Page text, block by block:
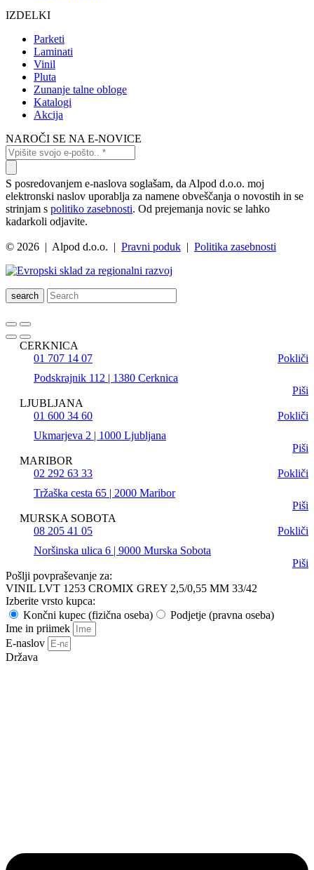
IZDELKI
Parketi
Laminati
Vinil
Pluta
Zunanje talne obloge
Katalogi
Akcija
NAROČI SE NA E-NOVICE
S posredovanjem e-naslova soglašam, da Alpod d.o.o. moj
elektronski naslov uporablja za namene obveščanja o novostih in se
strinjam s politiko zasebnosti. Od prejemanja novic se lahko
kadarkoli odjavite.
© 2026 | Alpod d.o.o. | Pravni poduk | Politika zasebnosti
search
CERKNICA
01 707 14 07
Pokliči
Podskrajnik 112 | 1380 Cerknica
Piši
LJUBLJANA
01 600 34 60
Pokliči
Ukmarjeva 2 | 1000 Ljubljana
Piši
MARIBOR
02 292 63 33
Pokliči
Tržaška cesta 65 | 2000 Maribor
Piši
MURSKA SOBOTA
08 205 41 05
Pokliči
Noršinska ulica 6 | 9000 Murska Sobota
Piši
Pošlji povpraševanje za:
VINIL LVT 1253 CROMIX GREY 2,5/0,55 MM 33/42
Izberite vrsto kupca:
Končni kupec (fizična oseba)
Podjetje (pravna oseba)
Ime in priimek
E-naslov
Država